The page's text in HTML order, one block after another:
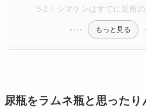
シマケンはすでに近所
もっと見る
尿瓶をラムネ瓶と思ったり